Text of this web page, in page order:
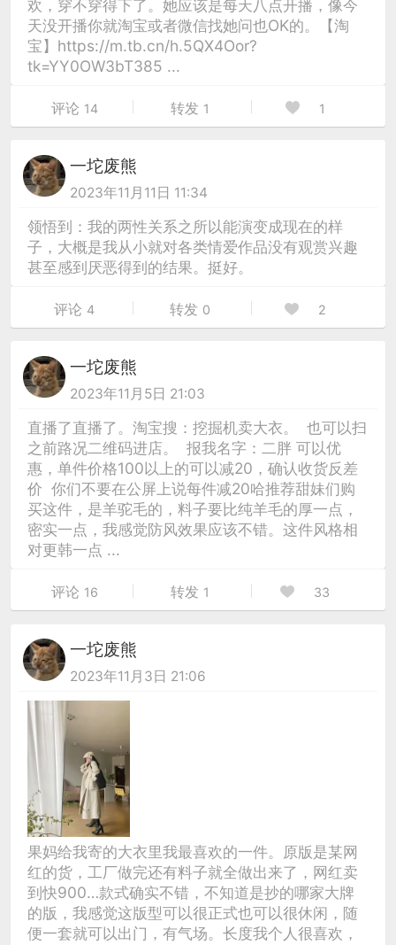
欢，穿不穿得下了。她应该是每天八点开播，像今
天没开播你就淘宝或者微信找她问也OK的。【淘
宝】https://m.tb.cn/h.5QX4Oor?
tk=YY0OW3bT385 ...
评论 14 转发 1 1
一坨废熊
2023年11月11日 11:34
领悟到：我的两性关系之所以能演变成现在的样
子，大概是我从小就对各类情爱作品没有观赏兴趣
甚至感到厌恶得到的结果。挺好。
评论 4 转发 0 2
一坨废熊
2023年11月5日 21:03
直播了直播了。淘宝搜：挖掘机卖大衣。 也可以扫
之前路况二维码进店。 报我名字：二胖 可以优
惠，单件价格100以上的可以减20，确认收货反差
价 你们不要在公屏上说每件减20哈推荐甜妹们购
买这件，是羊驼毛的，料子要比纯羊毛的厚一点，
密实一点，我感觉防风效果应该不错。这件风格相
对更韩一点 ...
评论 16 转发 1 33
一坨废熊
2023年11月3日 21:06
果妈给我寄的大衣里我最喜欢的一件。原版是某网
红的货，工厂做完还有料子就全做出来了，网红卖
到快900…款式确实不错，不知道是抄的哪家大牌
的版，我感觉这版型可以很正式也可以很休闲，随
便一套就可以出门，有气场。长度我个人很喜欢，